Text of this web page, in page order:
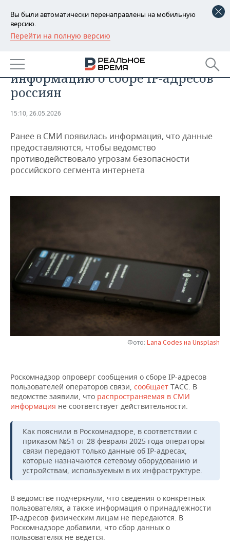
Вы были автоматически перенаправлены на мобильную
версию.
Перейти на полную версию
РЕГИОНЫ
БАШКОРТОСТАН
ТАТАРСТАН
НОВОСТИ
АНАЛИТИКА
ДЕКЛАРАЦИИ О ДОХОДАХ
КОРОЛИ ГОСЗАКАЗА ПФО
НОВОСТИ ЭКОНОМИКИ
ФИНАНСЫ
ПРОМЫШЛЕННОСТЬ
НОВОСТИ
ПРОМЫШЛЕННОСТИ
НЕФТЬ
ОПК
НЕДВИЖИМОСТЬ
НОВОСТИ НЕДВИЖИМОСТИ
РОЗНИЧНАЯ ТОРГОВЛЯ
ТРАНСПОРТ
НОВОСТИ ТЕХНОЛОГИЙ
IT
ТЕЛЕКОММУНИКАЦИИ
МЕРОПРИЯТИЯ
НОВОСТИ МЕРОПРИЯТИЙ
ВЫЕЗДНАЯ РЕДАКЦИЯ
БИЗНЕС-БРАНЧИ
СПОРТ
НОВОСТИ СПОРТА
ВОЛЕЙБОЛ
ФИГУРНОЕ КАТАНИЕ
ВОДНЫЕ ВИДЫ СПОРТА
НОВОСТИ ОБЩЕСТВА
ИСТОРИЯ
МЕДИЦИНА
ОБРАЗОВАНИЕ
СПИСОК ПЕРСОН
ПОЛНАЯ ВЕРСИЯ
В Роскомнадзоре опровергли
информацию о сборе IP-адресов
россиян
15:10, 26.05.2026
Ранее в СМИ появилась информация, что данные
предоставляются, чтобы ведомство
противодействовало угрозам безопасности
российского сегмента интернета
Фото: Lana Codes на Unsplash
Роскомнадзор опроверг сообщения о сборе IP-адресов
пользователей операторов связи, сообщает ТАСС. В
ведомстве заявили, что распространяемая в СМИ
информация не соответствует действительности.
Как пояснили в Роскомнадзоре, в соответствии с
приказом №51 от 28 февраля 2025 года операторы
связи передают только данные об IP-адресах,
которые назначаются сетевому оборудованию и
устройствам, используемым в их инфраструктуре.
В ведомстве подчеркнули, что сведения о конкретных
пользователях, а также информация о принадлежности
IP-адресов физическим лицам не передаются. В
Роскомнадзоре добавили, что сбор данных о
пользователях не ведется.